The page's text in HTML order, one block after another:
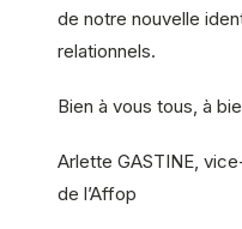
de notre nouvelle
relationnels.
Bien à vous tous, à
Arlette GASTINE,
de l’Affop